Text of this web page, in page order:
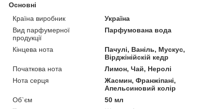
Основні
Країна виробник
Україна
Вид парфумерної
продукції
Парфумована вода
Кінцева нота
Пачулі, Ваніль, Мускус,
Вірджінійскій кедр
Початкова нота
Лимон, Чай, Неролі
Нота серця
Жасмин, Франжіпані,
Апельсиновий колір
Об`єм
50 мл